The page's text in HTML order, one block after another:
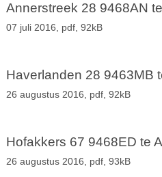
Annerstreek 28 9468AN
07 juli 2016, pdf, 92kB
Haverlanden 28 9463MB
26 augustus 2016, pdf, 92kB
Hofakkers 67 9468ED te
26 augustus 2016, pdf, 93kB